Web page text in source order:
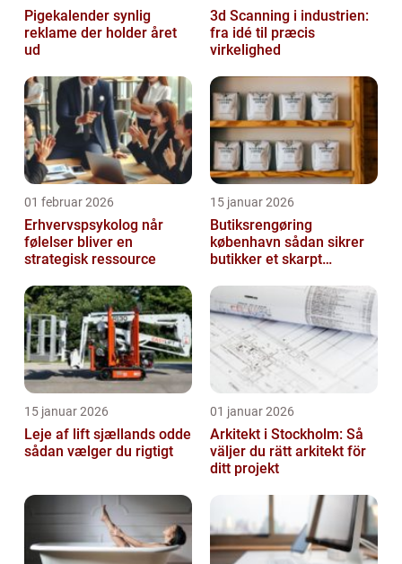
Pigekalender synlig
reklame der holder året
ud
3d Scanning i industrien:
fra idé til præcis
virkelighed
01 februar 2026
Erhvervspsykolog når
følelser bliver en
strategisk ressource
15 januar 2026
Butiksrengøring
københavn sådan sikrer
butikker et skarpt
15 januar 2026
Leje af lift sjællands odde
sådan vælger du rigtigt
01 januar 2026
Arkitekt i Stockholm: Så
väljer du rätt arkitekt för
ditt projekt